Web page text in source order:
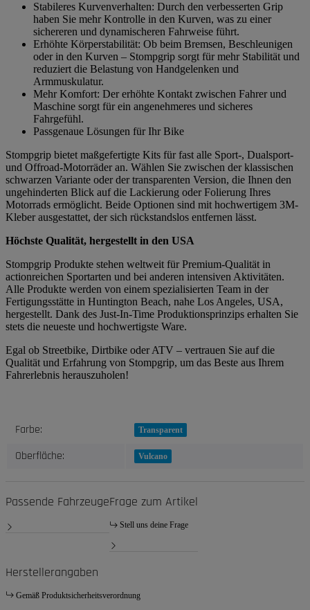
Stabileres Kurvenverhalten: Durch den verbesserten Grip
haben Sie mehr Kontrolle in den Kurven, was zu einer
sichereren und dynamischeren Fahrweise führt.
Erhöhte Körperstabilität: Ob beim Bremsen, Beschleunigen
oder in den Kurven – Stompgrip sorgt für mehr Stabilität und
reduziert die Belastung von Handgelenken und
Armmuskulatur.
Mehr Komfort: Der erhöhte Kontakt zwischen Fahrer und
Maschine sorgt für ein angenehmeres und sicheres
Fahrgefühl.
Passgenaue Lösungen für Ihr Bike
Stompgrip bietet maßgefertigte Kits für fast alle Sport-, Dualsport-
und Offroad-Motorräder an. Wählen Sie zwischen der klassischen
schwarzen Variante oder der transparenten Version, die Ihnen den
ungehinderten Blick auf die Lackierung oder Folierung Ihres
Motorrads ermöglicht. Beide Optionen sind mit hochwertigem 3M-
Kleber ausgestattet, der sich rückstandslos entfernen lässt.
Höchste Qualität, hergestellt in den USA
Stompgrip Produkte stehen weltweit für Premium-Qualität in
actionreichen Sportarten und bei anderen intensiven Aktivitäten.
Alle Produkte werden von einem spezialisierten Team in der
Fertigungsstätte in Huntington Beach, nahe Los Angeles, USA,
hergestellt. Dank des Just-In-Time Produktionsprinzips erhalten Sie
stets die neueste und hochwertigste Ware.
Egal ob Streetbike, Dirtbike oder ATV – vertrauen Sie auf die
Qualität und Erfahrung von Stompgrip, um das Beste aus Ihrem
Fahrerlebnis herauszuholen!
Produkteigenschaft
Wert
Farbe: Transparent
Oberfläche: Vulcano
Passende FahrzeugeFrage zum Artikel
Stell uns deine Frage
Herstellerangaben
Gemäß Produktsicherheitsverordnung